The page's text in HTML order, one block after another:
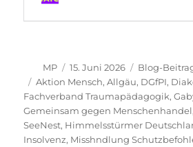
Autor
MP
Veröffentlicht
am
15. Juni 2026 Kategorien
Blog-
Schlagwörter
Aktion Mensch,Allgäu, DGfPI,
Fachverband Traumapädagogik,
Gemeinsam gegen Menschenhandel
SeeNest, Himmelsstürmer
Insolvenz, Misshndlung